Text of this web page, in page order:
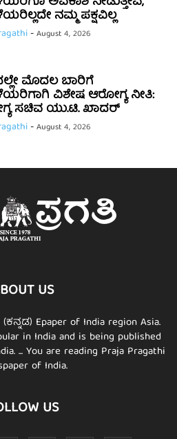
ನಮ್ಮ ಪಕ್ಷವಿಲ್ಲ
-August 4, 2026
ಮೊದಲ ಬಾರಿಗೆ
ವಿಶೇಷ ಆರೋಗ್ಯ ನೀತಿ:
ಸಚಿವ ಯು.ಟಿ. ಖಾದರ್
-August 4, 2026
US
Epaper of India region Asia.
in India and is being published
... You are reading Praja Pragathi
of India.
US